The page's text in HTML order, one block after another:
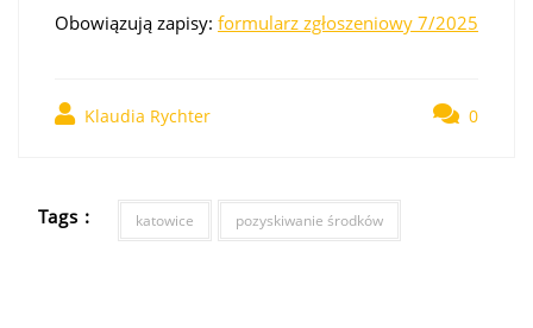
Obowiązują zapisy: formularz zgłoszeniowy 7/2025
Klaudia Rychter 0
Tags : katowice pozyskiwanie środków